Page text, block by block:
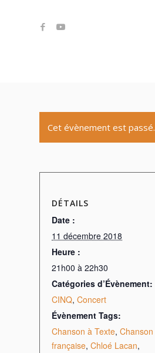
Cet évènement est passé.
DÉTAILS
Date :
11 décembre 2018
Heure :
21h00 à 22h30
Catégories d’Évènement:
CINQ, Concert
Évènement Tags:
Chanson à Texte, Chanson
française, Chloé Lacan,